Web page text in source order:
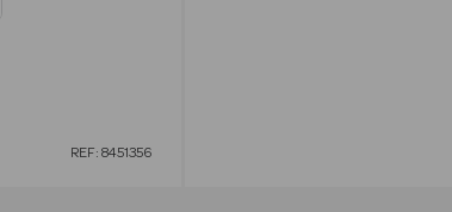
REF: 8451356